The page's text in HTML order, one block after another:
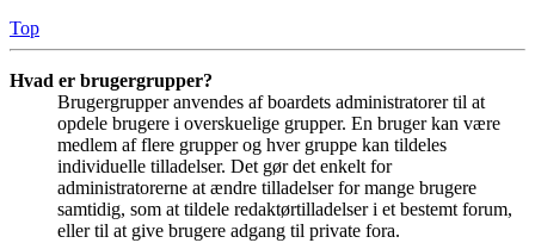
Top
Hvad er brugergrupper?
Brugergrupper anvendes af boardets administratorer til at
opdele brugere i overskuelige grupper. En bruger kan være
medlem af flere grupper og hver gruppe kan tildeles
individuelle tilladelser. Det gør det enkelt for
administratorerne at ændre tilladelser for mange brugere
samtidig, som at tildele redaktørtilladelser i et bestemt forum,
eller til at give brugere adgang til private fora.